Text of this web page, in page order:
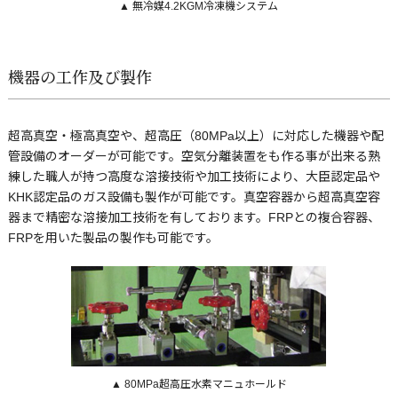
▲ 無冷媒4.2KGM冷凍機システム
機器の工作及び製作
超高真空・極高真空や、超高圧（80MPa以上）に対応した機器や配
管設備のオーダーが可能です。空気分離装置をも作る事が出来る熟
練した職人が持つ高度な溶接技術や加工技術により、大臣認定品や
KHK認定品のガス設備も製作が可能です。真空容器から超高真空容
器まで精密な溶接加工技術を有しております。FRPとの複合容器、
FRPを用いた製品の製作も可能です。
▲ 80MPa超高圧水素マニュホールド